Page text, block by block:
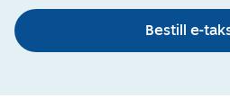
Bestill e-